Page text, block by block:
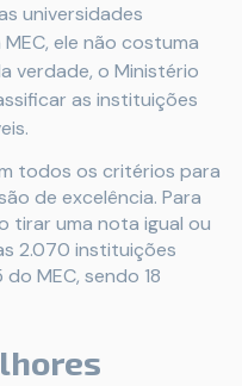
universidades
ele não costuma
verdade, o Ministério
as instituições
todos os critérios para
de excelência. Para
tirar uma nota igual ou
2.070 instituições
MEC, sendo 18